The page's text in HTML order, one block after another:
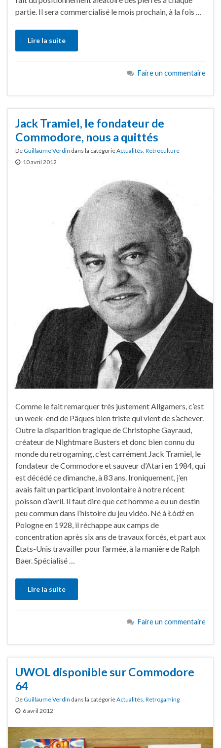
partie. Il sera commercialisé le mois prochain, à la fois …
Lire la suite
Faire un commentaire
Jack Tramiel, le fondateur de
Commodore, nous a quittés
DeGuillaume Verdin dans la catégorieActualités Retroculture
10 avril 2012
Comme le fait remarquer très justement Allgamers, c’est
un week-end de Pâques bien triste qui vient de s’achever.
Outre la disparition tragique de Christophe Gayraud,
créateur de Nightmare Busters et donc bien connu du
monde du retrogaming, c’est carrément Jack Tramiel, le
fondateur de Commodore et sauveur d’Atari en 1984, qui
est décédé ce dimanche, à 83 ans. Ironiquement, j’en
avais fait un participant involontaire à notre récent
poisson d’avril. Il faut dire que cet homme a eu un destin
peu commun dans l’histoire du jeu vidéo. Né à Łódź en
Pologne en 1928, il réchappe aux camps de
concentration après six ans de travaux forcés, et part aux
États-Unis travailler pour l’armée, à la manière de Ralph
Baer. Spécialisé …
Lire la suite
Faire un commentaire
UWOL disponible sur Commodore
64
DeGuillaume Verdin dans la catégorieActualités Retrogaming
6 avril 2012